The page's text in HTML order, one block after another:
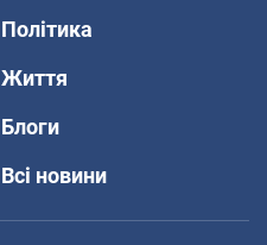
Політика
Життя
Блоги
Всі новини